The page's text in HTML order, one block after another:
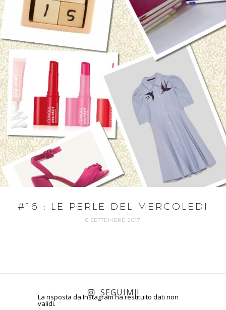
#16 : LE PERLE DEL MERCOLEDI
6 SETTEMBRE 2017
La risposta da Instagram ha restituito dati non
validi.
SEGUIMI!